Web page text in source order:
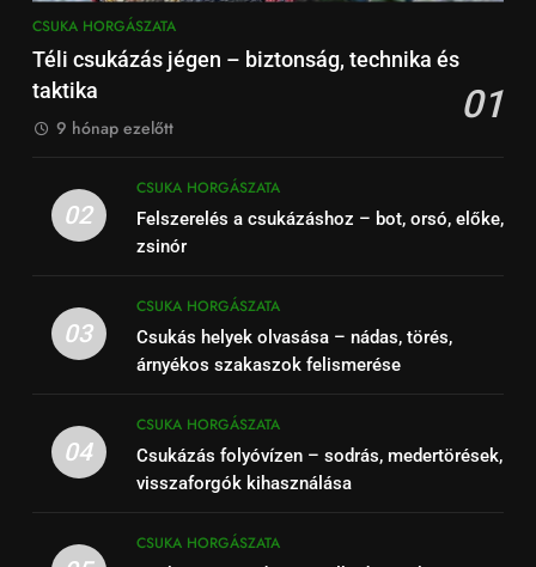
CSUKA HORGÁSZATA
Téli csukázás jégen – biztonság, technika és
taktika
01
9 hónap ezelőtt
02
CSUKA HORGÁSZATA
Felszerelés a csukázáshoz – bot, orsó, előke,
zsinór
03
CSUKA HORGÁSZATA
Csukás helyek olvasása – nádas, törés,
árnyékos szakaszok felismerése
04
CSUKA HORGÁSZATA
Csukázás folyóvízen – sodrás, medertörések,
visszaforgók kihasználása
CSUKA HORGÁSZATA